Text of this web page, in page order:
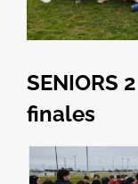
SENIORS
finales